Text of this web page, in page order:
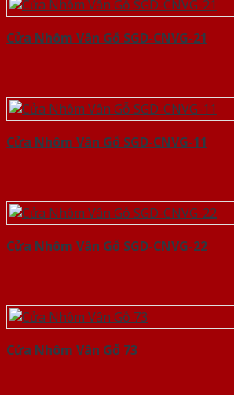
Cửa Nhôm Vân Gỗ SGD-CNVG-21
Cửa Nhôm Vân Gỗ SGD-CNVG-11
Cửa Nhôm Vân Gỗ SGD-CNVG-22
Cửa Nhôm Vân Gỗ 73